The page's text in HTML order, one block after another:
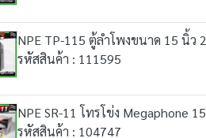
NPE TP-115 ตู้ลำโพงขนาด 15 นิ้ว
รหัสสินค้า : 111595
NPE SR-11 โทรโข่ง Megaphone
รหัสสินค้า : 104747